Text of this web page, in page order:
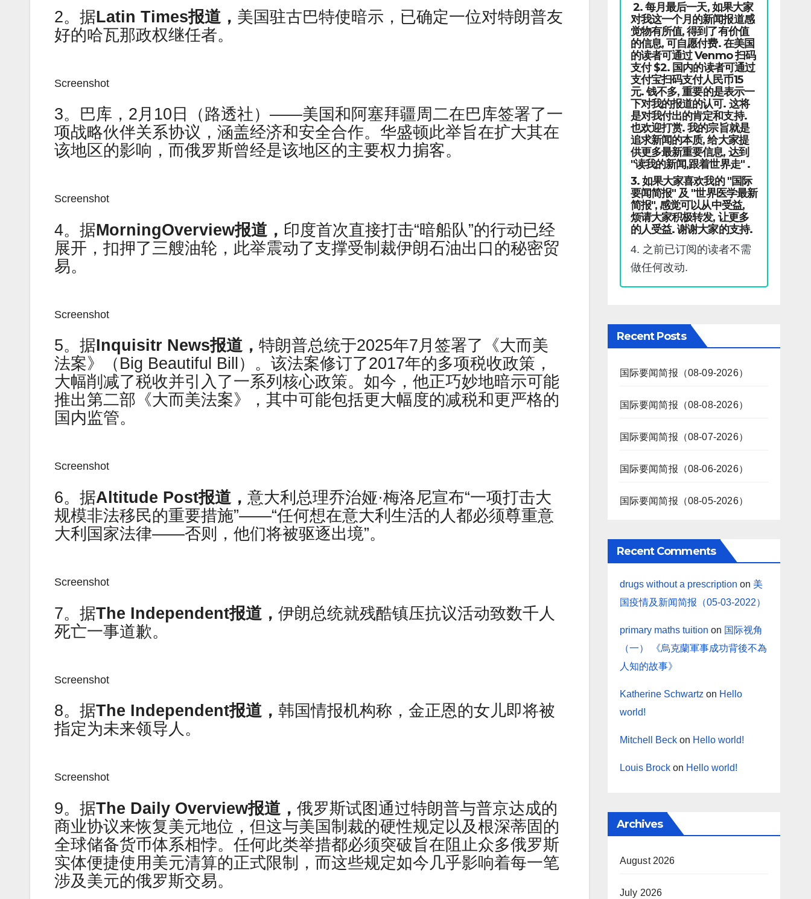
2。据Latin Times报道， 美国驻古巴特使暗示，已确定一位对特朗普友
好的哈瓦那政权继任者。
Screenshot
3。巴库，2月10日（路透社）——美国和阿塞拜疆周二在巴库签署了一
项战略伙伴关系协议，涵盖经济和安全合作。华盛顿此举旨在扩大其在
该地区的影响，而俄罗斯曾经是该地区的主要权力掮客。
Screenshot
4。据MorningOverview报道， 印度首次直接打击“暗船队”的行动已经
展开，扣押了三艘油轮，此举震动了支撑受制裁伊朗石油出口的秘密贸
易。
Screenshot
5。据Inquisitr News报道， 特朗普总统于2025年7月签署了《大而美
法案》（Big Beautiful Bill）。该法案修订了2017年的多项税收政策，
大幅削减了税收并引入了一系列核心政策。如今，他正巧妙地暗示可能
推出第二部《大而美法案》，其中可能包括更大幅度的减税和更严格的
国内监管。
Screenshot
6。据Altitude Post报道， 意大利总理乔治娅·梅洛尼宣布“一项打击大
规模非法移民的重要措施”——“任何想在意大利生活的人都必须尊重意
大利国家法律——否则，他们将被驱逐出境”。
Screenshot
7。据The Independent报道， 伊朗总统就残酷镇压抗议活动致数千人
死亡一事道歉。
Screenshot
8。据The Independent报道， 韩国情报机构称，金正恩的女儿即将被
指定为未来领导人。
Screenshot
9。据The Daily Overview报道， 俄罗斯试图通过特朗普与普京达成的
商业协议来恢复美元地位，但这与美国制裁的硬性规定以及根深蒂固的
全球储备货币体系相悖。任何此类举措都必须突破旨在阻止众多俄罗斯
实体便捷使用美元清算的正式限制，而这些规定如今几乎影响着每一笔
涉及美元的俄罗斯交易。
2. 每月最后一天, 如果大家
对我这一个月的新闻报道感
觉物有所值, 得到了有价值
的信息, 可自愿付费. 在美国
的读者可通过 Venmo 扫码
支付 $2. 国内的读者可通过
支付宝扫码支付人民币15
元. 钱不多, 重要的是表示一
下对我的报道的认可. 这将
是对我付出的肯定和支持.
也欢迎打赏. 我的宗旨就是
追求新闻的本质, 给大家提
供更多最新重要信息, 达到
"读我的新闻,跟着世界走" .
3. 如果大家喜欢我的 "国际
要闻简报" 及 "世界医学最新
简报", 感觉可以从中受益,
烦请大家积极转发, 让更多
的人受益. 谢谢大家的支持.
4. 之前已订阅的读者不需
做任何改动.
Recent Posts
国际要闻简报（08-09-2026）
国际要闻简报（08-08-2026）
国际要闻简报（08-07-2026）
国际要闻简报（08-06-2026）
国际要闻简报（08-05-2026）
Recent Comments
drugs without a prescription on 美
国疫情及新闻简报（05-03-2022）
primary maths tuition on 国际视角
（一） 《烏克蘭軍事成功背後不為
人知的故事》
Katherine Schwartz on Hello
world!
Mitchell Beckon Hello world!
Louis Brockon Hello world!
Archives
August 2026
July 2026